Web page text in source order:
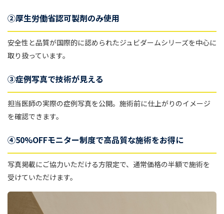
②厚生労働省認可製剤のみ使用
安全性と品質が国際的に認められたジュビダームシリーズを中心に
取り扱っています。
③症例写真で技術が見える
担当医師の実際の症例写真を公開。施術前に仕上がりのイメージ
を確認できます。
④50%OFFモニター制度で高品質な施術をお得に
写真掲載にご協力いただける方限定で、通常価格の半額で施術を
受けていただけます。